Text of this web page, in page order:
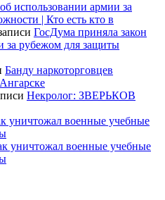
использовании армии за
| Кто есть кто в
ГосДума приняла закон
за рубежом для защиты
Банду наркоторговцев
Некролог: ЗВЕРЬКОВ
уничтожал военные учебные
уничтожал военные учебные